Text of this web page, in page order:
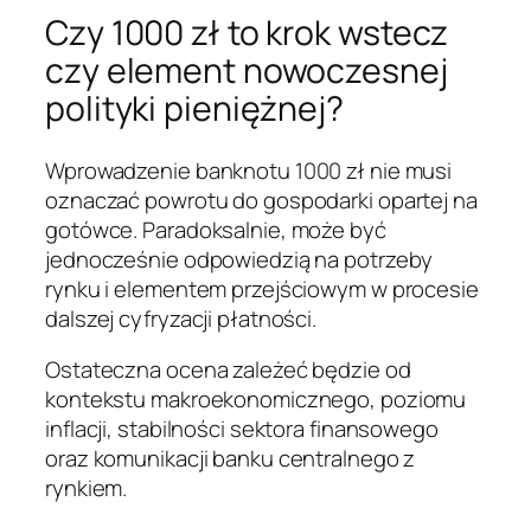
Czy 1000 zł to krok wstecz
czy element nowoczesnej
polityki pieniężnej?
Wprowadzenie banknotu 1000 zł nie musi
oznaczać powrotu do gospodarki opartej na
gotówce. Paradoksalnie, może być
jednocześnie odpowiedzią na potrzeby
rynku i elementem przejściowym w procesie
dalszej cyfryzacji płatności.
Ostateczna ocena zależeć będzie od
kontekstu makroekonomicznego, poziomu
inflacji, stabilności sektora finansowego
oraz komunikacji banku centralnego z
rynkiem.